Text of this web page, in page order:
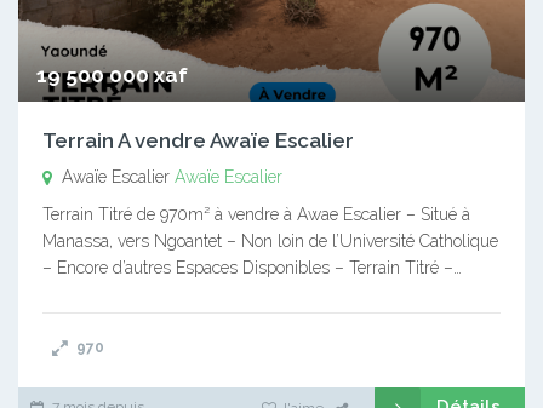
19 500 000 xaf
Terrain A vendre Awaïe Escalier
Awaïe Escalier Awaïe Escalier
Terrain Titré de 970m² à vendre à Awae Escalier – Situé à
Manassa, vers Ngoantet – Non loin de l’Université Catholique
– Encore d’autres Espaces Disponibles – Terrain Titré –…
970